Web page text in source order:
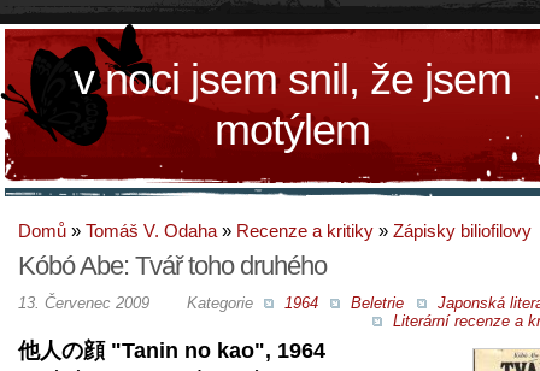
v noci jsem snil, že jsem
motýlem
Domů » Tomáš V. Odaha » Recenze a kritiky » Zápisky biliofilovy
Kóbó Abe: Tvář toho druhého
Kategorie 1964 Beletrie
Japonská
Literární recenze a
13. Červenec 2009
他人の顔 "Tanin no kao", 1964